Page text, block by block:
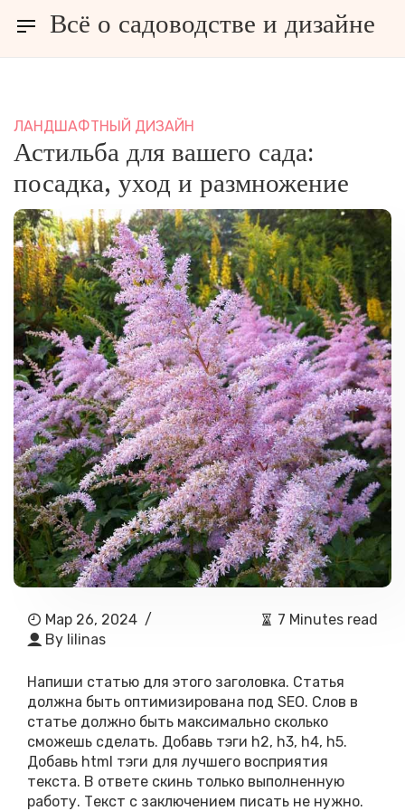
Всё о садоводстве и дизайне
ЛАНДШАФТНЫЙ ДИЗАЙН
Астильба для вашего сада:
посадка, уход и размножение
Мар 26, 2024 /
By lilinas
7 Minutes read
Напиши статью для этого заголовка. Статья
должна быть оптимизирована под SEO. Слов в
статье должно быть максимально сколько
сможешь сделать. Добавь тэги h2, h3, h4, h5.
Добавь html тэги для лучшего восприятия
текста. В ответе скинь только выполненную
работу. Текст с заключением писать не нужно.